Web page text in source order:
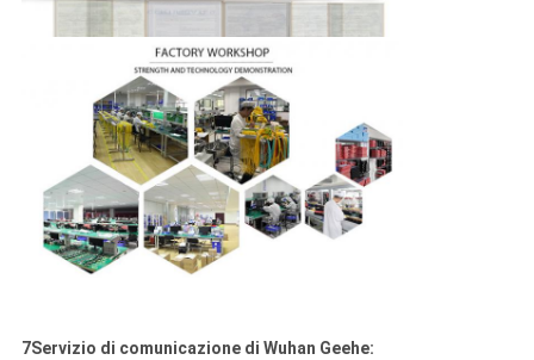
7Servizio di comunicazione di Wuhan Geehe: